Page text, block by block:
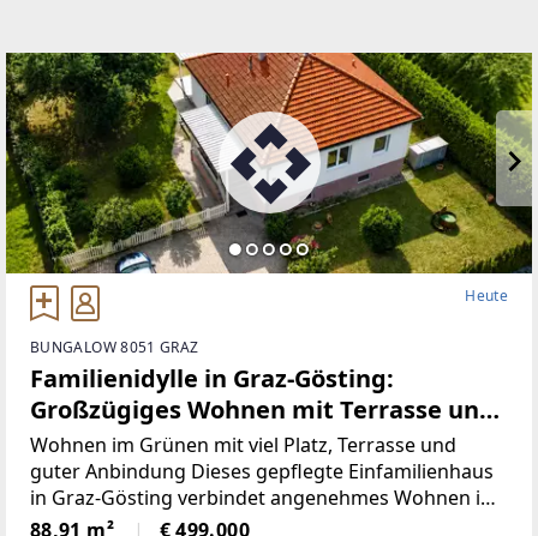
Heute
BUNGALOW 8051 GRAZ
Familienidylle in Graz-Gösting:
Großzügiges Wohnen mit Terrasse und
Erweiterungspotenzial
Wohnen im Grünen mit viel Platz, Terrasse und
guter Anbindung Dieses gepflegte Einfamilienhaus
in Graz-Gösting verbindet angenehmes Wohnen im
Grünen mit einer guten Erreichbarkeit des Grazer
88,91 m² € 499.000